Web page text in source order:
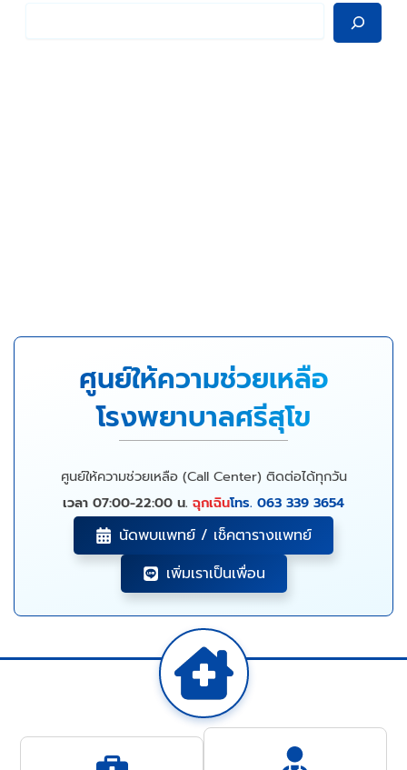
ศูนย์ให้ความช่วยเหลือ
โรงพยาบาลศรีสุโข
ศูนย์ให้ความช่วยเหลือ (Call Center) ติดต่อได้ทุกวัน
เวลา 07:00-22:00 น. ฉุกเฉินโทร. 063 339 3654
นัดพบแพทย์ / เช็คตารางแพทย์
เพิ่มเราเป็นเพื่อน